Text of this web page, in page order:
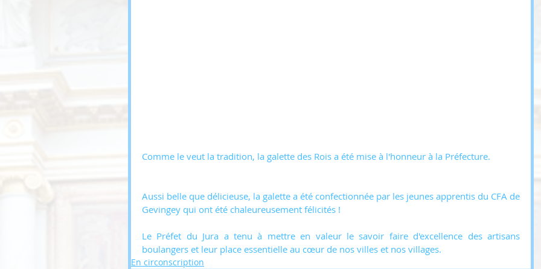
Comme le veut la tradition, la galette des Rois a été mise à l'honneur à la Préfecture.
Aussi belle que délicieuse, la galette a été confectionnée par les jeunes apprentis du CFA de
Gevingey qui ont été chaleureusement félicités !
Le Préfet du Jura a tenu à mettre en valeur le savoir faire d'excellence des artisans
boulangers et leur place essentielle au cœur de nos villes et nos villages.
En circonscription